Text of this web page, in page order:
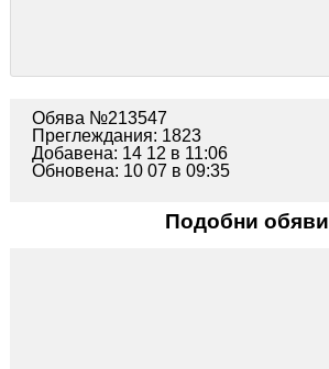
Обява №213547
Преглеждания: 1823
Добавена: 14 12 в 11:06
Обновена: 10 07 в 09:35
Подобни обяви